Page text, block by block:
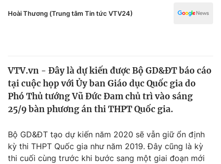
Thế giới
Tin tức
Câu chuyện quốc tế
Kinh tế
Tài chính
Thị trường
Dữ liệu và đời sống
Đời sống
Hoài Thương (Trung tâm Tin tức VTV24)
VTV.vn - Đây là dự kiến được Bộ GD&ĐT báo cáo
tại cuộc họp với Ủy ban Giáo dục Quốc gia do
Phó Thủ tướng Vũ Đức Đam chủ trì vào sáng
25/9 bàn phương án thi THPT Quốc gia.
Bộ GD&ĐT tạo dự kiến năm 2020 sẽ vẫn giữ ổn định
kỳ thi THPT Quốc gia như năm 2019. Đây cũng là kỳ
thi cuối cùng trước khi bước sang một giai đoạn mới